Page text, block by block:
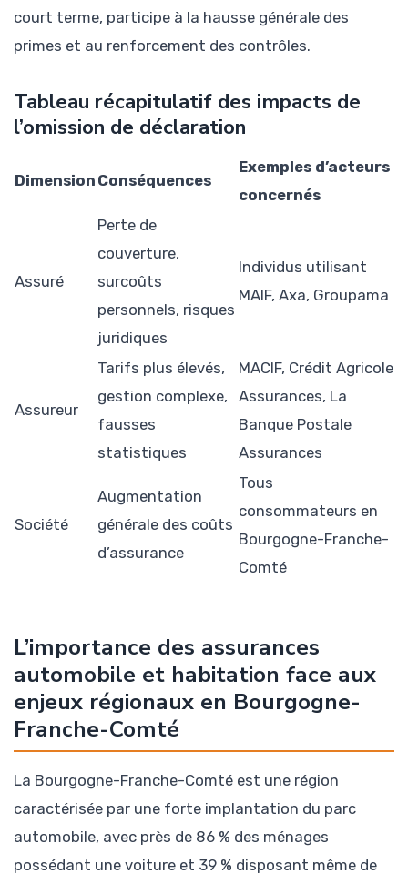
court terme, participe à la hausse générale des
primes et au renforcement des contrôles.
Tableau récapitulatif des impacts de
l’omission de déclaration
Dimension Conséquences
Exemples d’acteurs
concernés
Assuré
Perte de
couverture,
surcoûts
personnels, risques
juridiques
Individus utilisant
MAIF, Axa, Groupama
Assureur
Tarifs plus élevés,
gestion complexe,
fausses
statistiques
MACIF, Crédit Agricole
Assurances, La
Banque Postale
Assurances
Société
Augmentation
générale des coûts
d’assurance
Tous
consommateurs en
Bourgogne-Franche-
Comté
L’importance des assurances
automobile et habitation face aux
enjeux régionaux en Bourgogne-
Franche-Comté
La Bourgogne-Franche-Comté est une région
caractérisée par une forte implantation du parc
automobile, avec près de 86 % des ménages
possédant une voiture et 39 % disposant même de